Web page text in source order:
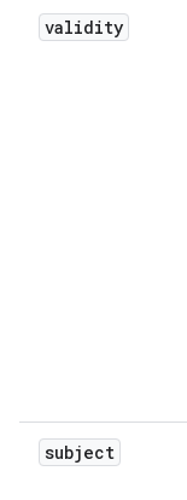
validity
subject